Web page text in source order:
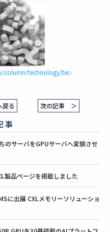
column/technology/tec-
戻る 次の記事 ＞
事
のサーバをGPUサーバへ変貌させ
製品ページを掲載しました
に出展 CXLメモリーソリューショ